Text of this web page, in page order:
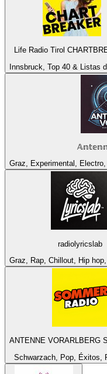
Life Radio Tirol
Innsbruck, Top 40 & Listas
Graz, Experimental,
radiolyricslab
Graz, Rap, Chillout, Hip
ANTENNE VORARLBERG
Schwarzach, Pop, Éxitos,